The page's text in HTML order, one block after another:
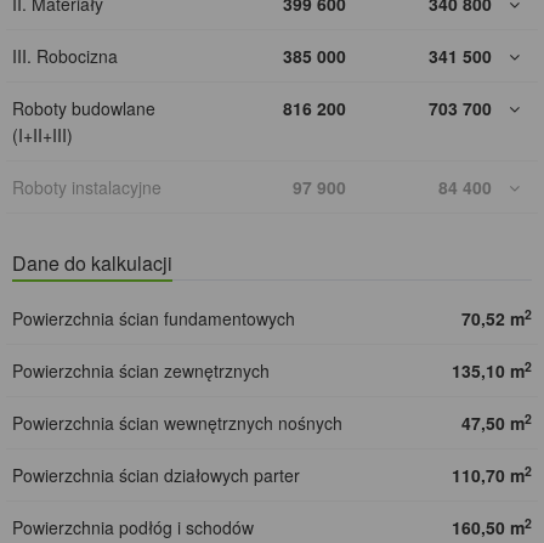
III. Robocizna 385 000 341 500
Roboty budowlane
(I+II+III)
816 200 703 700
Roboty instalacyjne 97 900 84 400
Dane do kalkulacji
Powierzchnia ścian fundamentowych 70,52 m2
Powierzchnia ścian zewnętrznych 135,10 m2
Powierzchnia ścian wewnętrznych nośnych 47,50 m2
Powierzchnia ścian działowych parter 110,70 m2
Powierzchnia podłóg i schodów 160,50 m2